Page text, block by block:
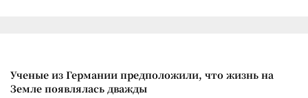
Ученые из Германии предположили, что жизнь на
Земле появлялась дважды